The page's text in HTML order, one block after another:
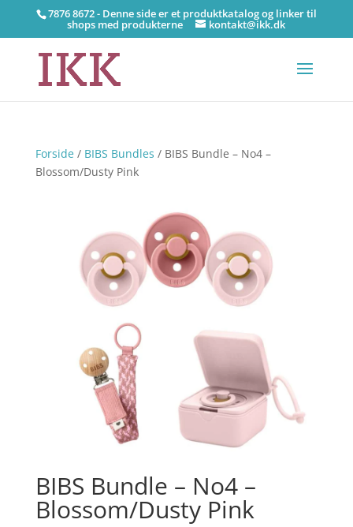
7876 8672 - Denne side er et produktkatalog og linker til
shops med produkterne kontakt@ikk.dk
Forside/ BIBS Bundles / BIBS Bundle – No4 –
Blossom/Dusty Pink
BIBS Bundle – No4 –
Blossom/Dusty Pink